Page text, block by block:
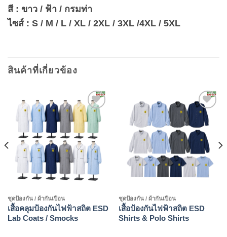
สี : ขาว / ฟ้า / กรมท่า
ไซส์ : S / M / L / XL / 2XL / 3XL /4XL / 5XL
สินค้าที่เกี่ยวข้อง
Add to
wishlist
ชุดป้องกัน / ผ้ากันเปือน
เสื้อคลุมป้องกันไฟฟ้าสถิต ESD
Lab Coats / Smocks
Add to
wishlist
ชุดป้องกัน / ผ้ากันเปือน
เสื้อป้องกันไฟฟ้าสถิต ESD
Shirts & Polo Shirts